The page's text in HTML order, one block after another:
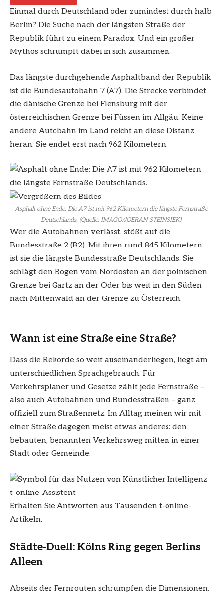
Einmal durch Deutschland oder zumindest durch halb
Berlin? Die Suche nach der längsten Straße der
Republik führt zu einem Paradox. Und ein großer
Mythos schrumpft dabei in sich zusammen.
Das längste durchgehende Asphaltband der Republik
ist die Bundesautobahn 7 (A7). Die Strecke verbindet
die dänische Grenze bei Flensburg mit der
österreichischen Grenze bei Füssen im Allgäu. Keine
andere Autobahn im Land reicht an diese Distanz
heran. Sie endet erst nach 962 Kilometern.
Asphalt ohne Ende: Die A7 ist mit 962 Kilometern die längste Fernstraße
Deutschlands. (Quelle: IMAGO/JOERAN STEINSIEK)
Wer die Autobahnen verlässt, stößt auf die
Bundesstraße 2 (B2). Mit ihren rund 845 Kilometern
ist sie die längste Bundesstraße Deutschlands. Sie
schlägt den Bogen vom Nordosten an der polnischen
Grenze bei Gartz an der Oder bis weit in den Süden
nach Mittenwald an der Grenze zu Österreich.
Wann ist eine Straße eine Straße?
Dass die Rekorde so weit auseinanderliegen, liegt am
unterschiedlichen Sprachgebrauch. Für
Verkehrsplaner und Gesetze zählt jede Fernstraße –
also auch Autobahnen und Bundesstraßen – ganz
offiziell zum Straßennetz. Im Alltag meinen wir mit
einer Straße dagegen meist etwas anderes: den
bebauten, benannten Verkehrsweg mitten in einer
Stadt oder Gemeinde.
t-online-Assistent
Erhalten Sie Antworten aus Tausenden t-online-
Artikeln.
Städte-Duell: Kölns Ring gegen Berlins
Alleen
Abseits der Fernrouten schrumpfen die Dimensionen.